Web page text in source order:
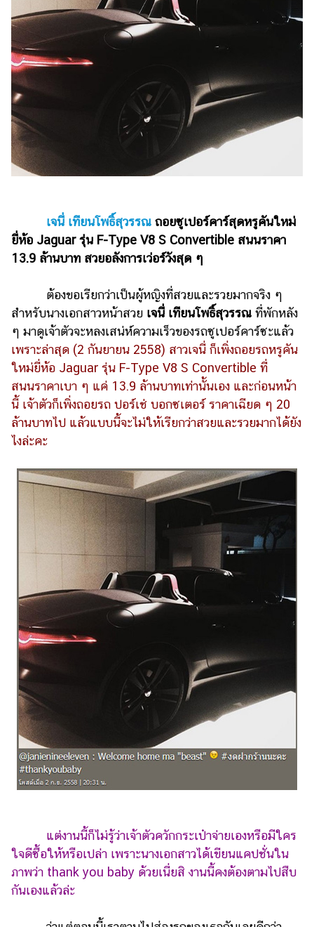
บ้าน
และ
การ
ตกแต่ง
มือ
ถือ
ราคา
ทอง
วา
ไร
แต่งงาน
แม่
และ
เด็ก
สัตว์
เลี้ยง
Infographic
บริการ
กระปุก
ออนไลน์
เลข
ออนไลน์
ติดต่อ
โฆษณา
แจ้ง
ปัญหา
ร่วม
งาน
กับ
เรา
เจนี่ เทียนโพธิ์สุวรรณ ถอยซูเปอร์คาร์สุดหรูคันใหม่
ยี่ห้อ Jaguar รุ่น F-Type V8 S Convertible สนนราคา
13.9 ล้านบาท สวยอลังการเว่อร์วังสุด ๆ
ต้องขอเรียกว่าเป็นผู้หญิงที่สวยและรวยมากจริง ๆ
สำหรับนางเอกสาวหน้าสวย เจนี่ เทียนโพธิ์สุวรรณ ที่พักหลัง
ๆ มาดูเจ้าตัวจะหลงเสน่ห์ความเร็วของรถซูเปอร์คาร์ซะแล้ว
เพราะล่าสุด (2 กันยายน 2558) สาวเจนี่ ก็เพิ่งถอยรถหรูคัน
ใหม่ยี่ห้อ Jaguar รุ่น F-Type V8 S Convertible ที่
สนนราคาเบา ๆ แค่ 13.9 ล้านบาทเท่านั้นเอง และก่อนหน้า
นี้ เจ้าตัวก็เพิ่งถอยรถ ปอร์เช่ บอกซเตอร์ ราคาเฉียด ๆ 20
ล้านบาทไป แล้วแบบนี้จะไม่ให้เรียกว่าสวยและรวยมากได้ยัง
ไงล่ะคะ
แต่งานนี้ก็ไม่รู้ว่าเจ้าตัวควักกระเป๋าจ่ายเองหรือมีใคร
ใจดีซื้อให้หรือเปล่า เพราะนางเอกสาวได้เขียนแคปชั่นใน
ภาพว่า thank you baby ด้วยเนี่ยสิ งานนี้คงต้องตามไปสืบ
กันเองแล้วล่ะ